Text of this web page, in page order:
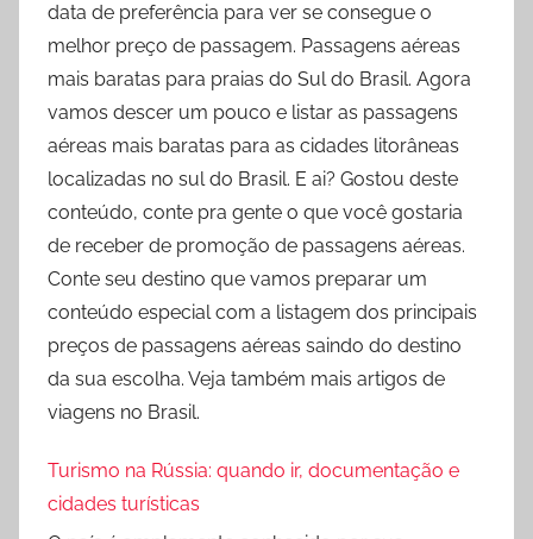
data de preferência para ver se consegue o
melhor preço de passagem. Passagens aéreas
mais baratas para praias do Sul do Brasil. Agora
vamos descer um pouco e listar as passagens
aéreas mais baratas para as cidades litorâneas
localizadas no sul do Brasil. E ai? Gostou deste
conteúdo, conte pra gente o que você gostaria
de receber de promoção de passagens aéreas.
Conte seu destino que vamos preparar um
conteúdo especial com a listagem dos principais
preços de passagens aéreas saindo do destino
da sua escolha. Veja também mais artigos de
viagens no Brasil.
Turismo na Rússia: quando ir, documentação e
cidades turísticas